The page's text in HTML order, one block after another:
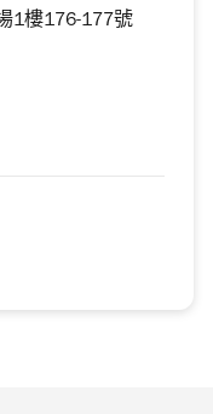
1樓176-177號